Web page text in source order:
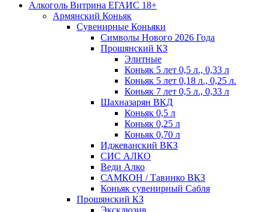
Алкоголь Витрина ЕГАИС 18+
Армянский Коньяк
Сувенирные Коньяки
Символы Нового 2026 Года
Прошянский КЗ
Элитные
Коньяк 5 лет 0,5 л., 0,33 л
Коньяк 5 лет 0,18 л., 0,25 л.
Коньяк 7 лет 0,5 л., 0,33 л
Шахназарян ВКД
Коньяк 0,5 л
Коньяк 0,25 л
Коньяк 0,70 л
Иджеванский ВКЗ
СИС АЛКО
Веди Алко
САМКОН / Тавинко ВКЗ
Коньяк сувенирный Сабля
Прошянский КЗ
Эксклюзив